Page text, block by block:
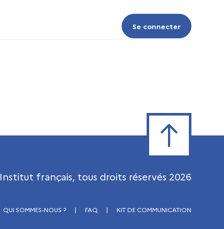
Se connecter
Se connecter
Institut français, tous droits réservés 2026
QUI SOMMES-NOUS ? | FAQ | KIT DE COMMUNICATION